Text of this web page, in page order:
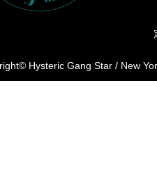
Hysteric Gang Star / New